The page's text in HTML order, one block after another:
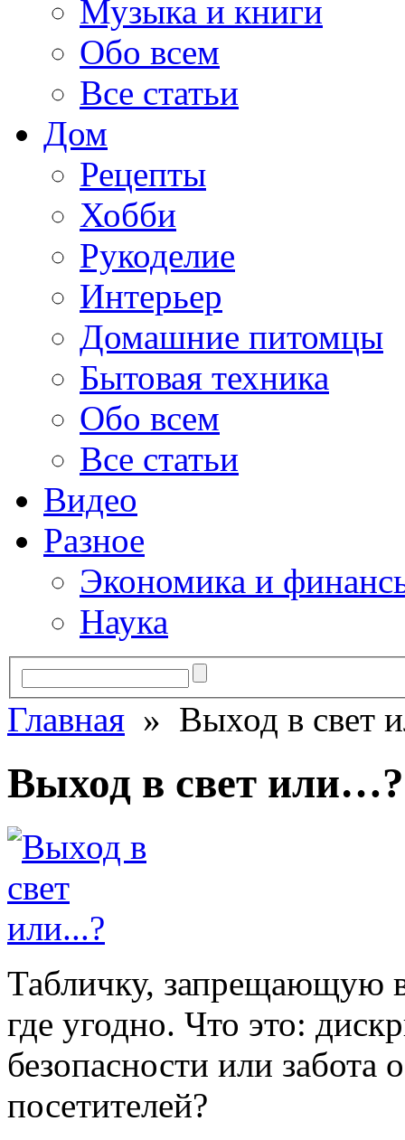
Музыка и книги
Обо всем
Все статьи
Дом
Рецепты
Хобби
Рукоделие
Интерьер
Домашние питомцы
Бытовая техника
Обо всем
Все статьи
Видео
Разное
Экономика и
Наука
Главная » Выход в свет
Выход в свет или…?
Табличку, запрещающую
где угодно. Что это:
безопасности или забота
посетителей?